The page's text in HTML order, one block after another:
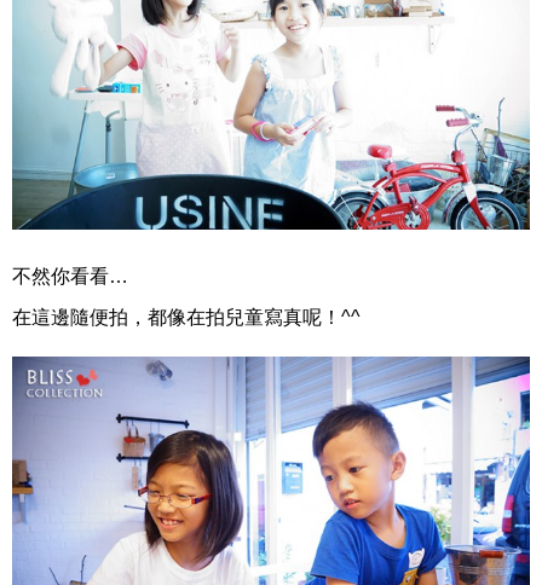
不然你看看…
在這邊隨便拍，都像在拍兒童寫真呢！^^